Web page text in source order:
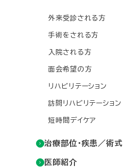
外来受診される方
手術をされる方
入院される方
面会希望の方
リハビリテーション
訪問リハビリテーション
短時間デイケア
治療部位・疾患／術式
医師紹介